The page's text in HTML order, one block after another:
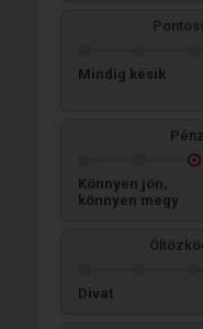
Mindig késik
Pénz
Könnyen jön,
könnyen megy
Divat